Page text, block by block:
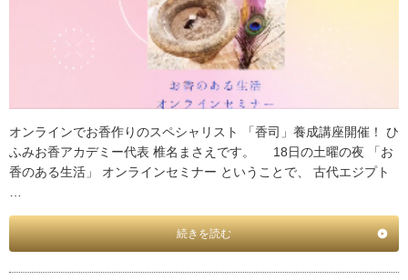
オンラインでお香作りのスペシャリスト 「香司」養成講座開催！ ひ
ふみお香アカデミー代表 椎名まさえです。 18日の土曜の夜 「お
香のある生活」 オンラインセミナー ということで、 古代エジプト
…
続きを読む